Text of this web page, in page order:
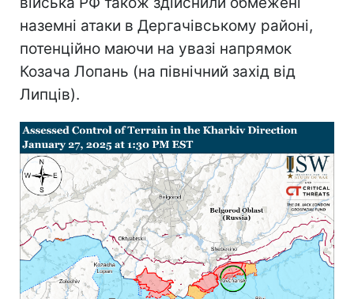
наземні атаки в Дергачівському районі,
потенційно маючи на увазі напрямок
Козача Лопань (на північний захід від
Липців).